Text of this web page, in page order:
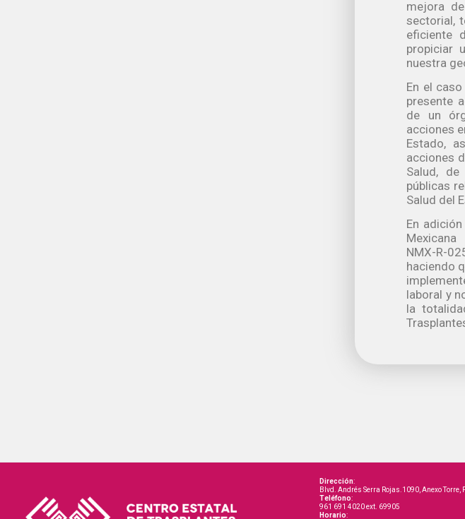
mejora
sectorial,
eficiente
propiciar
nuestra
En el
presente
de un
acciones
Estado,
acciones
Salud,
públicas
Salud del
En
Mexicana
NMX-R-
haciendo
laboral y
la
Dirección:
Blvd. Andrés Serra Rojas.1090, Anexo
Teléfono:
961 691 4020 ext. 69905
Horario: